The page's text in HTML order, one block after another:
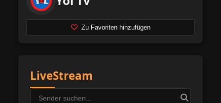
Zu Favoriten hinzufügen
LiveStream